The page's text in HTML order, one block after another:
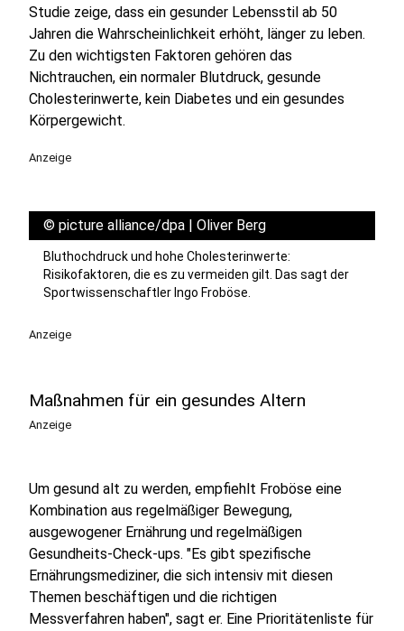
Studie zeige, dass ein gesunder Lebensstil ab 50
Jahren die Wahrscheinlichkeit erhöht, länger zu leben.
Zu den wichtigsten Faktoren gehören das
Nichtrauchen, ein normaler Blutdruck, gesunde
Cholesterinwerte, kein Diabetes und ein gesundes
Körpergewicht.
Anzeige
© picture alliance/dpa | Oliver Berg
Bluthochdruck und hohe Cholesterinwerte:
Risikofaktoren, die es zu vermeiden gilt. Das sagt der
Sportwissenschaftler Ingo Froböse.
Anzeige
Maßnahmen für ein gesundes Altern
Anzeige
Um gesund alt zu werden, empfiehlt Froböse eine
Kombination aus regelmäßiger Bewegung,
ausgewogener Ernährung und regelmäßigen
Gesundheits-Check-ups. "Es gibt spezifische
Ernährungsmediziner, die sich intensiv mit diesen
Themen beschäftigen und die richtigen
Messverfahren haben", sagt er. Eine Prioritätenliste für